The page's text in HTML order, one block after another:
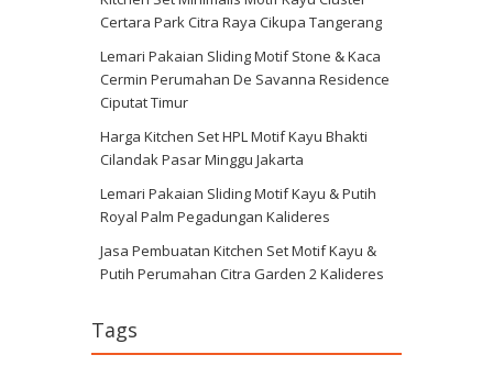
Certara Park Citra Raya Cikupa Tangerang
Lemari Pakaian Sliding Motif Stone & Kaca
Cermin Perumahan De Savanna Residence
Ciputat Timur
Harga Kitchen Set HPL Motif Kayu Bhakti
Cilandak Pasar Minggu Jakarta
Lemari Pakaian Sliding Motif Kayu & Putih
Royal Palm Pegadungan Kalideres
Jasa Pembuatan Kitchen Set Motif Kayu &
Putih Perumahan Citra Garden 2 Kalideres
Tags